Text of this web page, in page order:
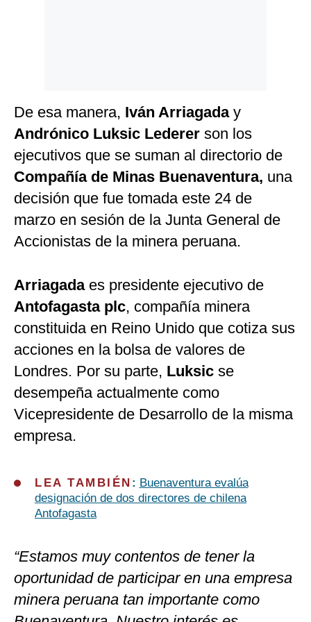
De esa manera, Iván Arriagaday
Andrónico Luksic Lederer son los
ejecutivos que se suman al directorio de
Compañía de Minas Buenaventura, una
decisión que fue tomada este 24 de
marzo en sesión de la Junta General de
Accionistas de la minera peruana.
Arriagadaes presidente ejecutivo de
Antofagasta plc, compañía minera
constituida en Reino Unido que cotiza sus
acciones en la bolsa de valores de
Londres. Por su parte, Luksic se
desempeña actualmente como
Vicepresidente de Desarrollo de la misma
empresa.
LEA TAMBIÉN : Buenaventura evalúa
designación de dos directores de chilena
Antofagasta
“Estamos muy contentos de tener la
oportunidad de participar en una empresa
minera peruana tan importante como